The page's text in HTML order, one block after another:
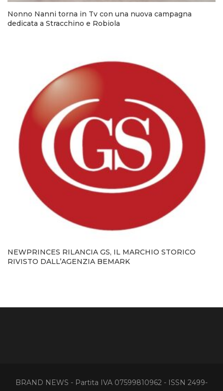
Nonno Nanni torna in Tv con una nuova campagna
dedicata a Stracchino e Robiola
NEWPRINCES RILANCIA GS, IL MARCHIO STORICO
RIVISTO DALL’AGENZIA BEMARK
BRAND NEWS - Partita IVA 07599810962 - ISSN 2499-